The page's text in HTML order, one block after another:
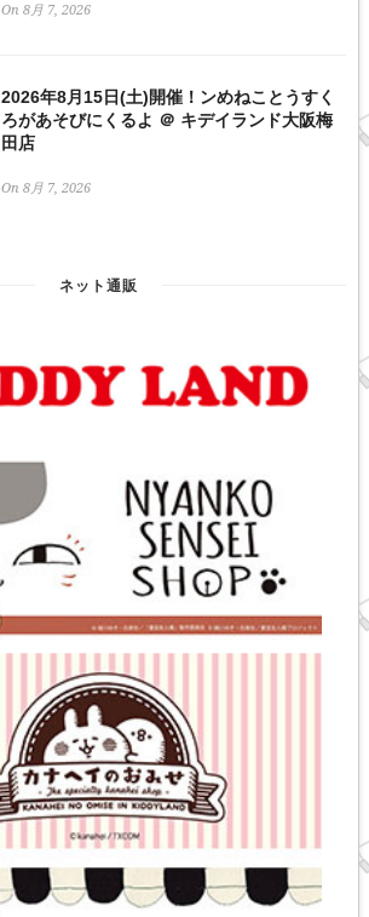
On 8月 7, 2026
2026年8月15日(土)開催！ンめねことうすく
ろがあそびにくるよ ＠ キデイランド大阪梅
田店
On 8月 7, 2026
ネット通販